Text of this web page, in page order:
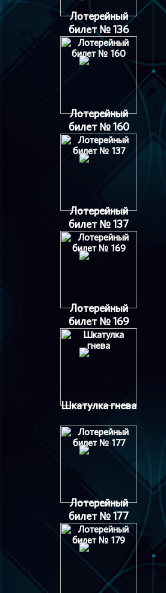
Лотерейный
билет № 136
Лотерейный
билет № 160
Лотерейный
билет № 137
Лотерейный
билет № 169
Шкатулка гнева
Лотерейный
билет № 177